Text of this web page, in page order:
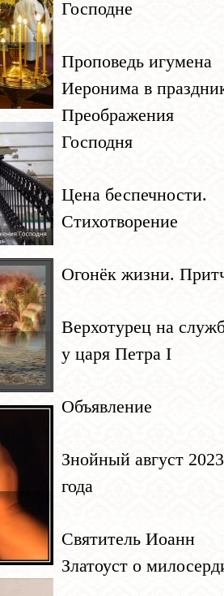
Господне
Проповедь игумена
Иеронима в
Преображения
Господня
Цена беспечности.
Стихотворение
Огонёк жизни.
Верхотурец на
у царя Петра I
Объявление
Знойный август 2023
года
Святитель Иоанн
Златоуст о